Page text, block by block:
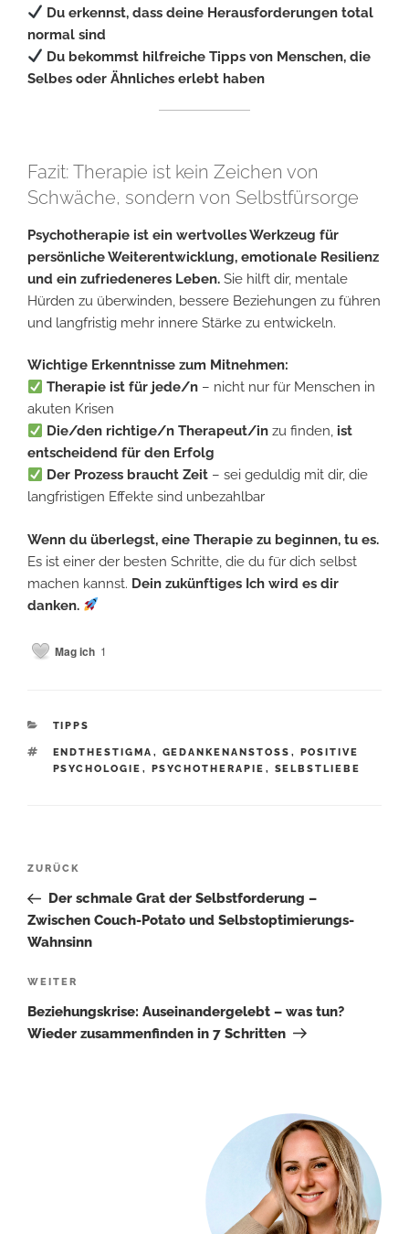
Du erkennst, dass deine Herausforderungen total
normal sind
Du bekommst hilfreiche Tipps von Menschen, die
Selbes oder Ähnliches erlebt haben
Fazit: Therapie ist kein Zeichen von
Schwäche, sondern von Selbstfürsorge
Psychotherapie ist ein wertvolles Werkzeug für
persönliche Weiterentwicklung, emotionale Resilienz
und ein zufriedeneres Leben. Sie hilft dir, mentale
Hürden zu überwinden, bessere Beziehungen zu führen
und langfristig mehr innere Stärke zu entwickeln.
Wichtige Erkenntnisse zum Mitnehmen:
Therapie ist für jede/n – nicht nur für Menschen in
akuten Krisen
Die/den richtige/n Therapeut/in zu finden, ist
entscheidend für den Erfolg
Der Prozess braucht Zeit – sei geduldig mit dir, die
langfristigen Effekte sind unbezahlbar
Wenn du überlegst, eine Therapie zu beginnen, tu es.
Es ist einer der besten Schritte, die du für dich selbst
machen kannst. Dein zukünftiges Ich wird es dir
danken.
Mag ich 1
KATEGORIEN
TIPPS
SCHLAGWÖRTER
ENDTHESTIGMA , GEDANKENANSTOSS , POSITIVE
PSYCHOLOGIE , PSYCHOTHERAPIE , SELBSTLIEBE
Beitragsnavigation
Vorheriger
Beitrag
ZURÜCK
Der schmale Grat der Selbstforderung –
Zwischen Couch-Potato und Selbstoptimierungs-
Wahnsinn
Nächster
Beitrag
WEITER
Beziehungskrise: Auseinandergelebt – was tun?
Wieder zusammenfinden in 7 Schritten